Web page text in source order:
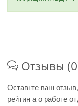
Отзывы
Оставьте ваш
рейтинга о работе